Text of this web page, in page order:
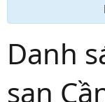
Danh
sạn